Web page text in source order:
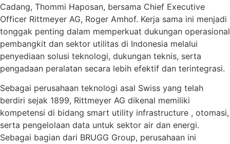
Cadang, Thommi Haposan, bersama Chief Executive
Officer Rittmeyer AG, Roger Amhof. Kerja sama ini menjadi
tonggak penting dalam memperkuat dukungan operasional
pembangkit dan sektor utilitas di Indonesia melalui
penyediaan solusi teknologi, dukungan teknis, serta
pengadaan peralatan secara lebih efektif dan terintegrasi.
Sebagai perusahaan teknologi asal Swiss yang telah
berdiri sejak 1899, Rittmeyer AG dikenal memiliki
kompetensi di bidang smart utility infrastructure , otomasi,
serta pengelolaan data untuk sektor air dan energi.
Sebagai bagian dari BRUGG Group, perusahaan ini